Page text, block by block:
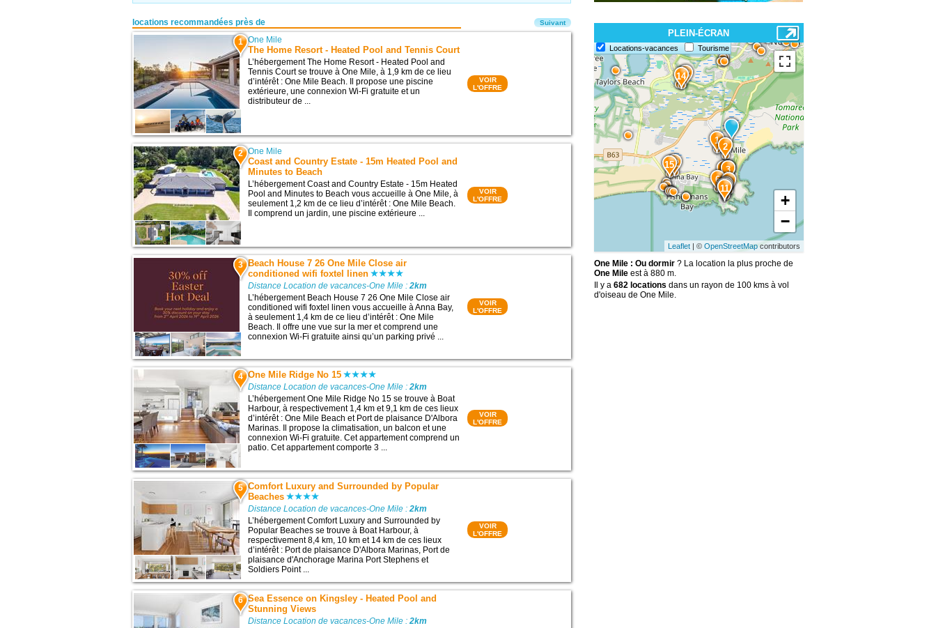
locations recommandées près de
1 One Mile
The Home Resort - Heated Pool and Tennis Court
L’hébergement The Home Resort - Heated Pool and
Tennis Court se trouve à One Mile, à 1,9 km de ce lieu
d’intérêt : One Mile Beach. Il propose une piscine
extérieure, une connexion Wi-Fi gratuite et un
distributeur de ...
VOIR
L'OFFRE
2 One Mile
Coast and Country Estate - 15m Heated Pool and
Minutes to Beach
L’hébergement Coast and Country Estate - 15m Heated
Pool and Minutes to Beach vous accueille à One Mile, à
seulement 1,2 km de ce lieu d’intérêt : One Mile Beach.
Il comprend un jardin, une piscine extérieure ...
VOIR
L'OFFRE
3 Beach House 7 26 One Mile Close air
conditioned wifi foxtel linen
Distance Location de vacances-One Mile :2km
L’hébergement Beach House 7 26 One Mile Close air
conditioned wifi foxtel linen vous accueille à Anna Bay,
à seulement 1,4 km de ce lieu d’intérêt : One Mile
Beach. Il offre une vue sur la mer et comprend une
connexion Wi-Fi gratuite ainsi qu’un parking privé ...
VOIR
L'OFFRE
4 One Mile Ridge No 15
Distance Location de vacances-One Mile :2km
L’hébergement One Mile Ridge No 15 se trouve à Boat
Harbour, à respectivement 1,4 km et 9,1 km de ces lieux
d’intérêt : One Mile Beach et Port de plaisance D'Albora
Marinas. Il propose la climatisation, un balcon et une
connexion Wi-Fi gratuite. Cet appartement comprend un
patio. Cet appartement comporte 3 ...
VOIR
L'OFFRE
5 Comfort Luxury and Surrounded by Popular
Beaches
Distance Location de vacances-One Mile :2km
L’hébergement Comfort Luxury and Surrounded by
Popular Beaches se trouve à Boat Harbour, à
respectivement 8,4 km, 10 km et 14 km de ces lieux
d’intérêt : Port de plaisance D'Albora Marinas, Port de
plaisance d'Anchorage Marina Port Stephens et
Soldiers Point ...
VOIR
L'OFFRE
6 Sea Essence on Kingsley - Heated Pool and
Stunning Views
Distance Location de vacances-One Mile :2km
Suivant
PLEIN-ÉCRAN
Locations-vacances Tourisme
15
1413
12
11
10
9
87
6
54
3
2
1
+
−
Leaflet | ©OpenStreetMap contributors
One Mile : Ou dormir? La location la plus proche de
One Mileest à 880 m.
Il y a 682 locations dans un rayon de 100 kms à vol
d'oiseau de One Mile.